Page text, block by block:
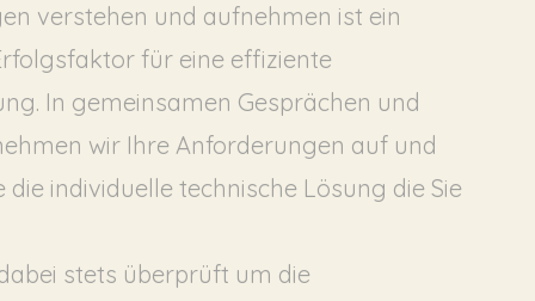
verstehen und aufnehmen ist ein
für eine effiziente
In gemeinsamen Gesprächen und
wir Ihre Anforderungen auf und
die individuelle technische Lösung die Sie
stets überprüft um die